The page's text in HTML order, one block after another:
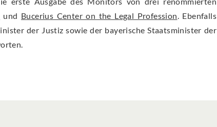
und Bucerius Center on the Legal Profession. Ebenfalls
der Justiz sowie der bayerische Staatsminister der